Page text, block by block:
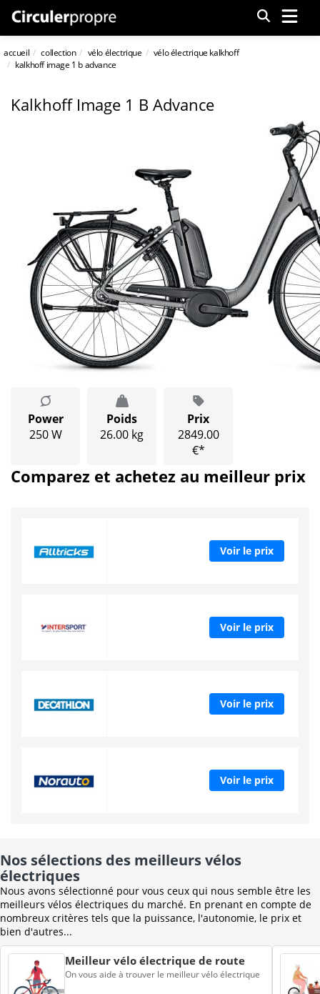
Menu
accueil collection vélo électrique
vélo électrique kalkhoff
kalkhoff image 1 b advance
Kalkhoff Image 1 B Advance
Power
250 W
Poids
26.00 kg
Prix
2849.00
€*
Comparez et achetez au meilleur prix
Voir le prix
Voir le prix
Voir le prix
Voir le prix
Nos sélections des meilleurs vélos
électriques
Nous avons sélectionné pour vous ceux qui nous semble être les
meilleurs vélos électriques du marché. En prenant en compte de
nombreux critères tels que la puissance, l'autonomie, le prix et
bien d'autres...
Meilleur vélo électrique de route
On vous aide à trouver le meilleur vélo électrique